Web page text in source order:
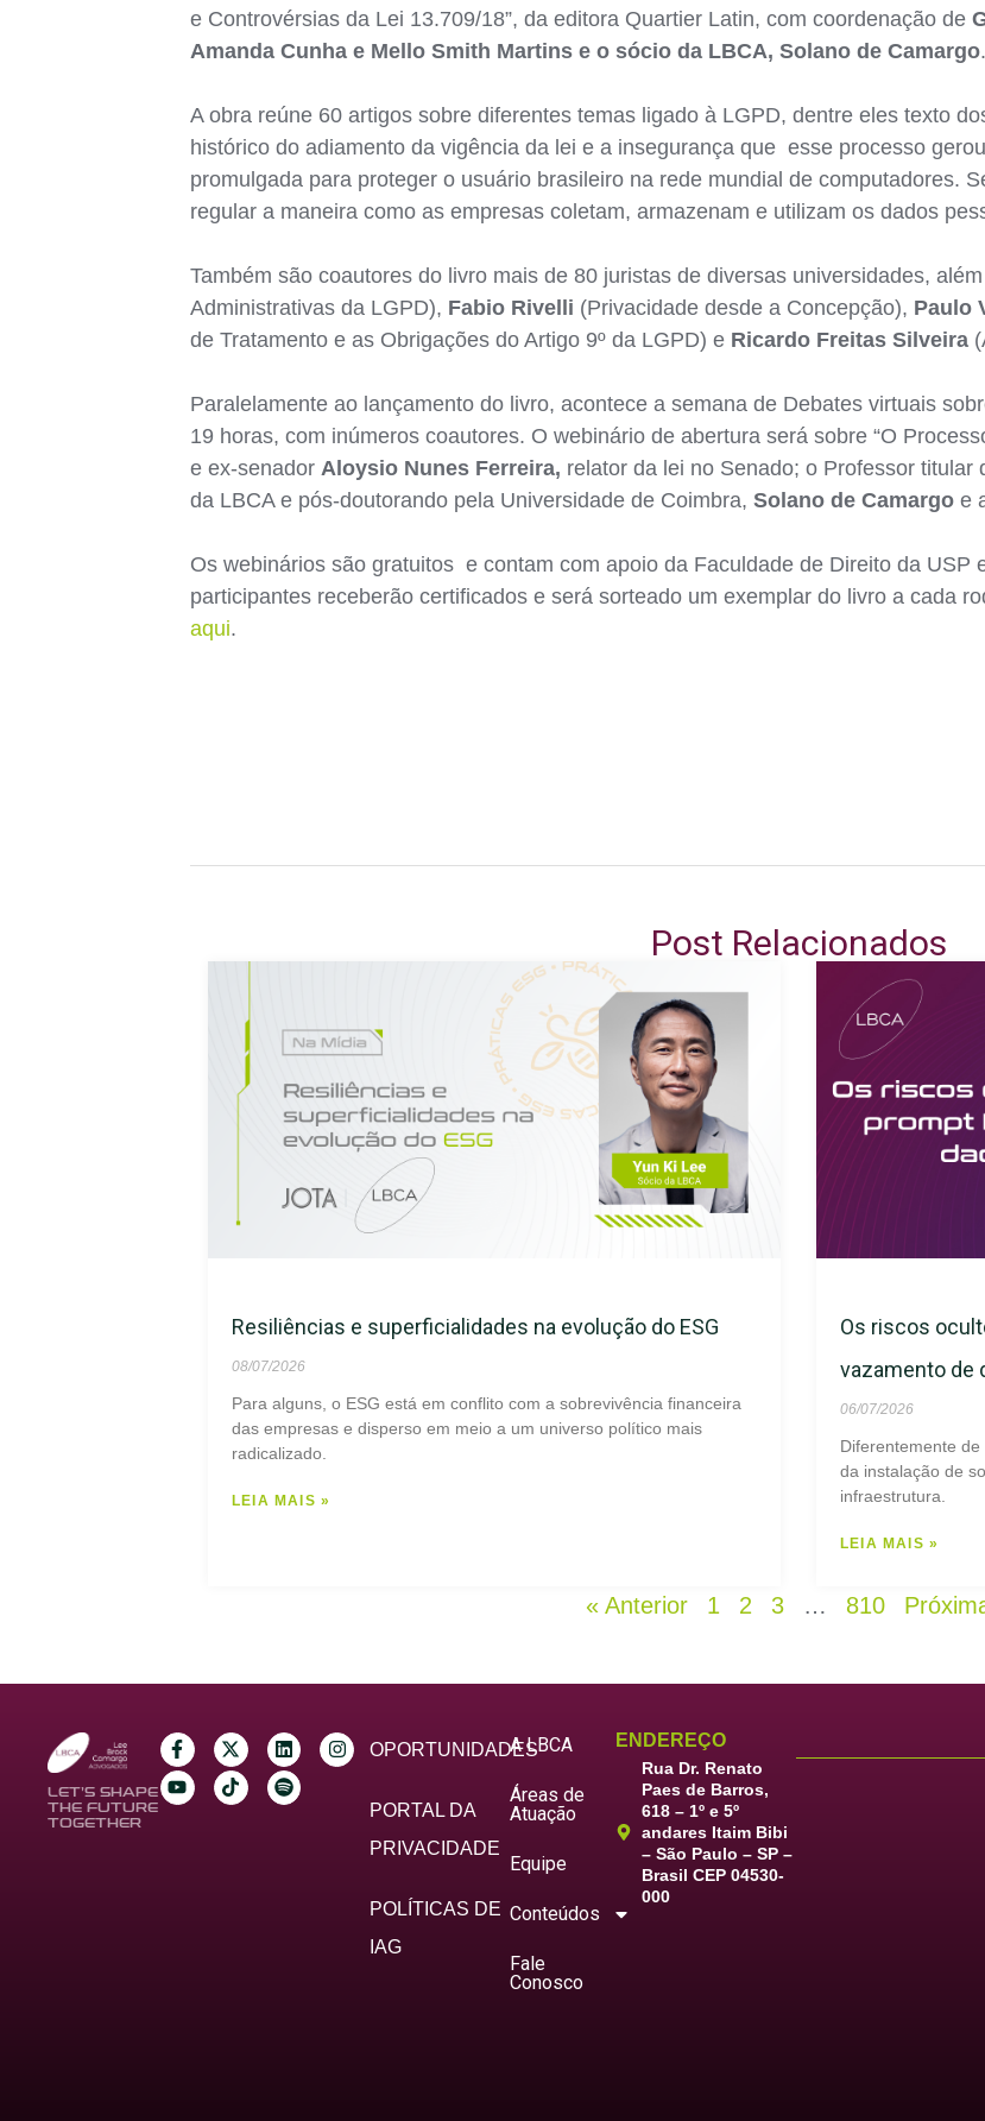
e Controvérsias da Lei 13.709/18”, da editora Quartier Latin, com coordenação de
Amanda Cunha e Mello Smith Martins e o sócio da LBCA, Solano de Camargo.
A obra reúne 60 artigos sobre diferentes temas ligado à LGPD, dentre eles texto
histórico do adiamento da vigência da lei e a insegurança que esse processo
promulgada para proteger o usuário brasileiro na rede mundial de computadores.
regular a maneira como as empresas coletam, armazenam e utilizam os dados
Também são coautores do livro mais de 80 juristas de diversas universidades,
Administrativas da LGPD), Fabio Rivelli (Privacidade desde a Concepção), Paulo
de Tratamento e as Obrigações do Artigo 9º da LGPD) e Ricardo Freitas Silveira
Paralelamente ao lançamento do livro, acontece a semana de Debates virtuais
19 horas, com inúmeros coautores. O webinário de abertura será sobre “O
e ex-senador Aloysio Nunes Ferreira, relator da lei no Senado; o Professor titular
da LBCA e pós-doutorando pela Universidade de Coimbra, Solano de Camargo e
Os webinários são gratuitos e contam com apoio da Faculdade de Direito da USP
participantes receberão certificados e será sorteado um exemplar do livro a cada
aqui.
Post Relacionados
Resiliências e superficialidades na evolução do ESG
08/07/2026
Para alguns, o ESG está em conflito com a sobrevivência financeira
das empresas e disperso em meio a um universo político mais
radicalizado.
LEIA MAIS »
Os riscos
vazamento de
06/07/2026
Diferentemente
da instalação de
infraestrutura.
LEIA MAIS »
« Anterior 1 2 3 … 810
LET’S SHAPE
THE FUTURE
TOGETHER
OPORTUNIDADES
PORTAL DA
PRIVACIDADE
POLÍTICAS DE
IAG
A LBCA
Áreas de
Atuação
Equipe
Conteúdos
Fale
Conosco
ENDEREÇO
Rua Dr. Renato
Paes de Barros,
618 – 1º e 5º
andares Itaim Bibi
– São Paulo – SP –
Brasil CEP 04530-
000